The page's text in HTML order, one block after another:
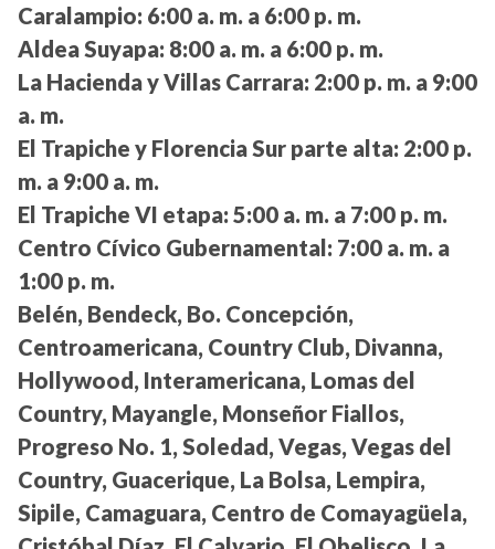
Caralampio: 6:00 a. m. a 6:00 p. m.
Aldea Suyapa: 8:00 a. m. a 6:00 p. m.
La Hacienda y Villas Carrara: 2:00 p. m. a 9:00
a. m.
El Trapiche y Florencia Sur parte alta: 2:00 p.
m. a 9:00 a. m.
El Trapiche VI etapa: 5:00 a. m. a 7:00 p. m.
Centro Cívico Gubernamental: 7:00 a. m. a
1:00 p. m.
Belén, Bendeck, Bo. Concepción,
Centroamericana, Country Club, Divanna,
Hollywood, Interamericana, Lomas del
Country, Mayangle, Monseñor Fiallos,
Progreso No. 1, Soledad, Vegas, Vegas del
Country, Guacerique, La Bolsa, Lempira,
Sipile, Camaguara, Centro de Comayagüela,